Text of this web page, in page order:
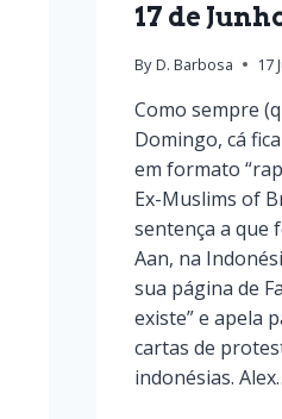
17 de
By D. Barbosa 17
Como sempre
Domingo, cá
em formato
Ex-Muslims of
sentença a que
Aan, na
sua página de
existe” e apela
cartas de
indonésias.